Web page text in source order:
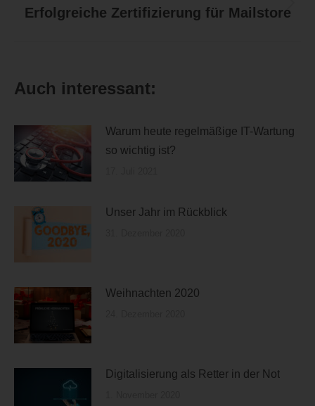
Nächster
Erfolgreiche Zertifizierung für Mailstore
Auch interessant:
Warum heute regelmäßige IT-Wartung
so wichtig ist?
Unser Jahr im Rückblick
Weihnachten 2020
Digitalisierung als Retter in der Not